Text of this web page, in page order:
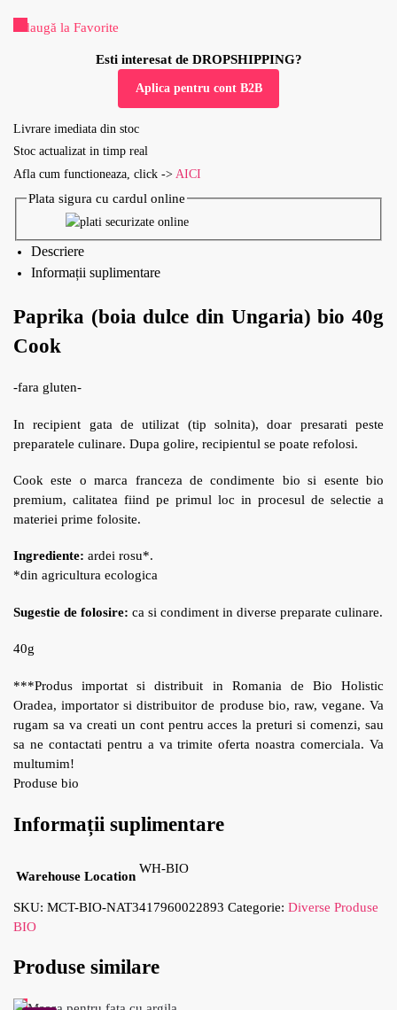
Adaugă la Favorite
Esti interesat de DROPSHIPPING?
Aplica pentru cont B2B
Livrare imediata din stoc
Stoc actualizat in timp real
Afla cum functioneaza, click -> AICI
Plata sigura cu cardul online
Descriere
Informații suplimentare
Paprika (boia dulce din Ungaria) bio 40g
Cook
-fara gluten-
In recipient gata de utilizat (tip solnita), doar presarati peste
preparatele culinare. Dupa golire, recipientul se poate refolosi.
Cook este o marca franceza de condimente bio si esente bio
premium, calitatea fiind pe primul loc in procesul de selectie a
materiei prime folosite.
Ingrediente: ardei rosu*.
*din agricultura ecologica
Sugestie de folosire: ca si condiment in diverse preparate culinare.
40g
***Produs importat si distribuit in Romania de Bio Holistic
Oradea, importator si distribuitor de produse bio, raw, vegane. Va
rugam sa va creati un cont pentru acces la preturi si comenzi, sau
sa ne contactati pentru a va trimite oferta noastra comerciala. Va
multumim!
Produse bio
Informații suplimentare
Warehouse Location
WH-BIO
SKU: MCT-BIO-NAT3417960022893 Categorie: Diverse Produse
BIO
Produse similare